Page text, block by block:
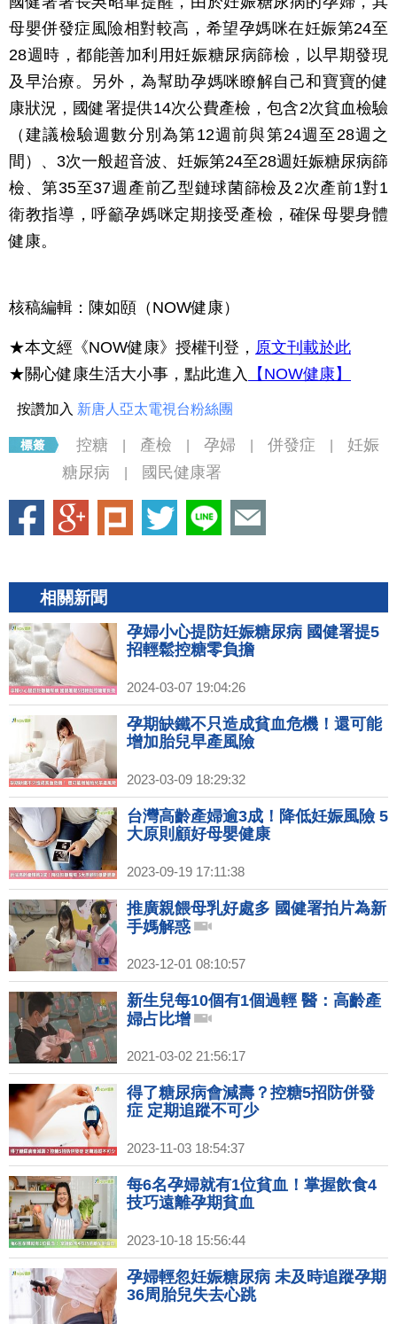
母嬰併發症風險相對較高，希望孕媽咪在妊娠第24至
28週時，都能善加利用妊娠糖尿病篩檢，以早期發現
及早治療。另外，為幫助孕媽咪瞭解自己和寶寶的健
康狀況，國健署提供14次公費產檢，包含2次貧血檢驗
（建議檢驗週數分別為第12週前與第24週至28週之
間）、3次一般超音波、妊娠第24至28週妊娠糖尿病篩
檢、第35至37週產前乙型鏈球菌篩檢及2次產前1對1
衛教指導，呼籲孕媽咪定期接受產檢，確保母嬰身體
健康。
核稿編輯：陳如頤 （NOW健康）
★本文經《NOW健康》授權刊登， 原文刊載於此
★關心健康生活大小事，點此進入
【NOW健康】
按讚加入 新唐人亞太電視台粉絲團
控糖 產檢 孕婦 併發症
妊娠
糖尿病
國民健康署
相關新聞
孕婦小心提防妊娠糖尿病 國健署提5
招輕鬆控糖零負擔
2024-03-07 19:04:26
孕期缺鐵不只造成貧血危機！還可能
增加胎兒早產風險
2023-03-09 18:29:32
台灣高齡產婦逾3成！降低妊娠風險 5
大原則顧好母嬰健康
2023-09-19 17:11:38
推廣親餵母乳好處多 國健署拍片為新
手媽解惑
2023-12-01 08:10:57
新生兒每10個有1個過輕 醫：高齡產
婦占比增
2021-03-02 21:56:17
得了糖尿病會減壽？控糖5招防併發
症 定期追蹤不可少
2023-11-03 18:54:37
每6名孕婦就有1位貧血！掌握飲食4
技巧遠離孕期貧血
2023-10-18 15:56:44
孕婦輕忽妊娠糖尿病 未及時追蹤孕期
36周胎兒失去心跳